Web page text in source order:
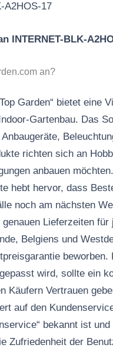
A2HOS-17
INTERNET-BLK-
an?
Garden“ bietet eine
Gartenbau. Das
richten sich an
anbauen
hebt hervor, dass
noch am nächsten
Lieferzeiten
Belgiens und
wird, sollte ein
Käufern Vertrauen
auf den
bekannt ist
Zufriedenheit der